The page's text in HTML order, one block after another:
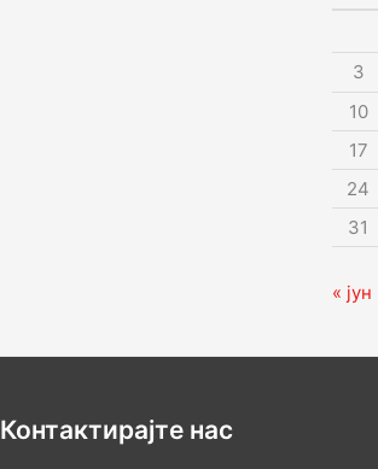
3
10
17
24
31
« јун
Контактирајте нас